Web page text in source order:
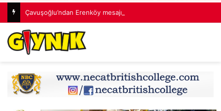
Çavuşoğlu’ndan Erenköy mesajı